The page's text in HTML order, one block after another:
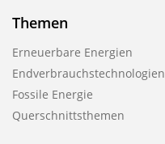
Themen
Erneuerbare Energien
Endverbrauchstechnologien
Fossile Energie
Querschnittsthemen